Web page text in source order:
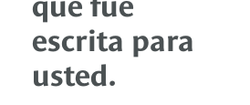
escrita para
usted.